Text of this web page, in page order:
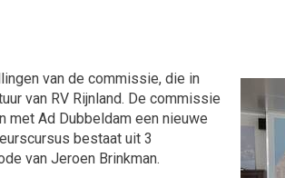
van de commissie, die in
van RV Rijnland. De commissie
Ad Dubbeldam een nieuwe
bestaat uit 3
van Jeroen Brinkman.